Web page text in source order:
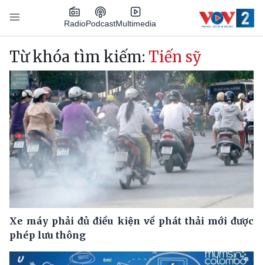
Nhảy đến nội dung
RadioPodcastMultimedia
Main navigation
Từ khóa tìm kiếm: Tiến sỹ
Xe máy phải đủ điều kiện về phát thải mới được
phép lưu thông